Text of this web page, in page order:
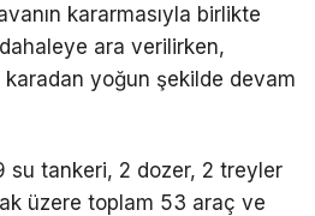
kararmasıyla birlikte
ara verilirken,
karadan yoğun şekilde devam
su tankeri, 2 dozer, 2 treyler
üzere toplam 53 araç ve